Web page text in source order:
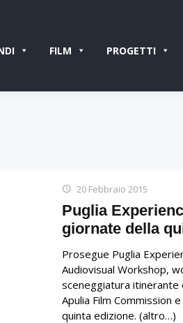
FILM PROGETTI
20 Febbraio 2015
Puglia
giornate della
Prosegue Puglia
Audiovisual Workshop,
sceneggiatura itinerante
Apulia Film Commission
quinta edizione. (altro…)